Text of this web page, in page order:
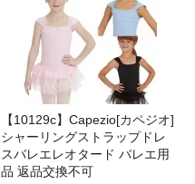
【10129c】Capezio[カペジオ]
シャーリングストラップドレ
スバレエレオタード バレエ用
品 返品交換不可